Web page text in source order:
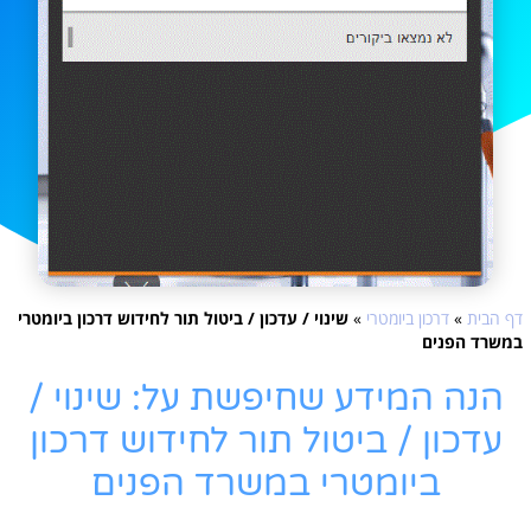
דף הבית » דרכון ביומטרי » שינוי / עדכון / ביטול תור לחידוש דרכון ביומטרי
במשרד הפנים
הנה המידע שחיפשת על: שינוי /
עדכון / ביטול תור לחידוש דרכון
ביומטרי במשרד הפנים